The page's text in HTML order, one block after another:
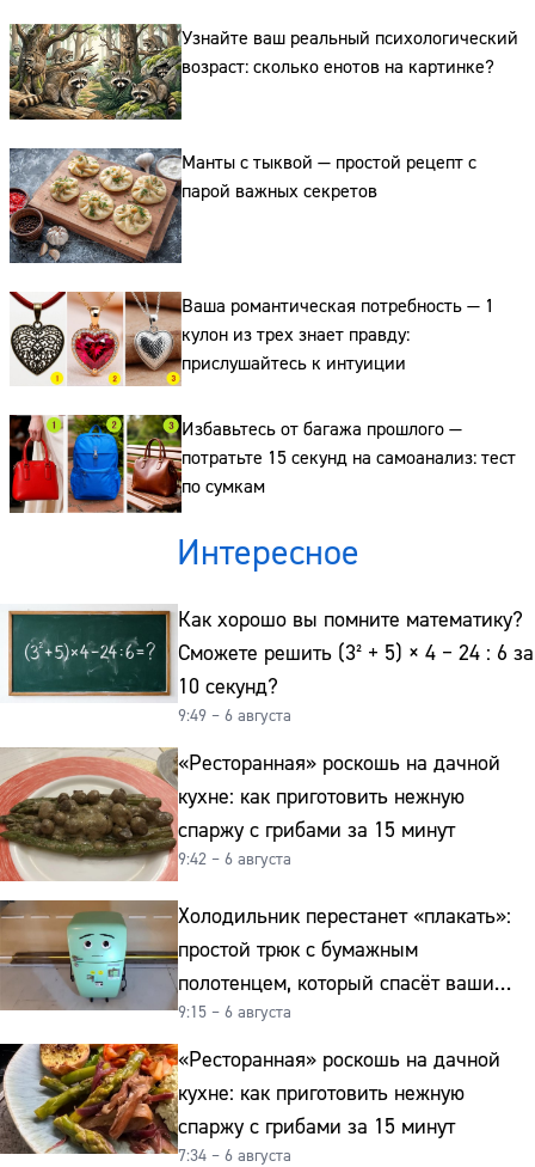
Узнайте ваш реальный психологический
возраст: сколько енотов на картинке?
Манты с тыквой — простой рецепт с
парой важных секретов
Ваша романтическая потребность — 1
кулон из трех знает правду:
прислушайтесь к интуиции
Избавьтесь от багажа прошлого —
потратьте 15 секунд на самоанализ: тест
по сумкам
Интересное
Как хорошо вы помните математику?
Сможете решить (3² + 5) × 4 − 24 : 6 за
10 секунд?
9:49 – 6 августа
«Ресторанная» роскошь на дачной
кухне: как приготовить нежную
спаржу с грибами за 15 минут
9:42 – 6 августа
Холодильник перестанет «плакать»:
простой трюк с бумажным
полотенцем, который спасёт ваши
овощи от гнили
9:15 – 6 августа
«Ресторанная» роскошь на дачной
кухне: как приготовить нежную
спаржу с грибами за 15 минут
7:34 – 6 августа
Адрес: